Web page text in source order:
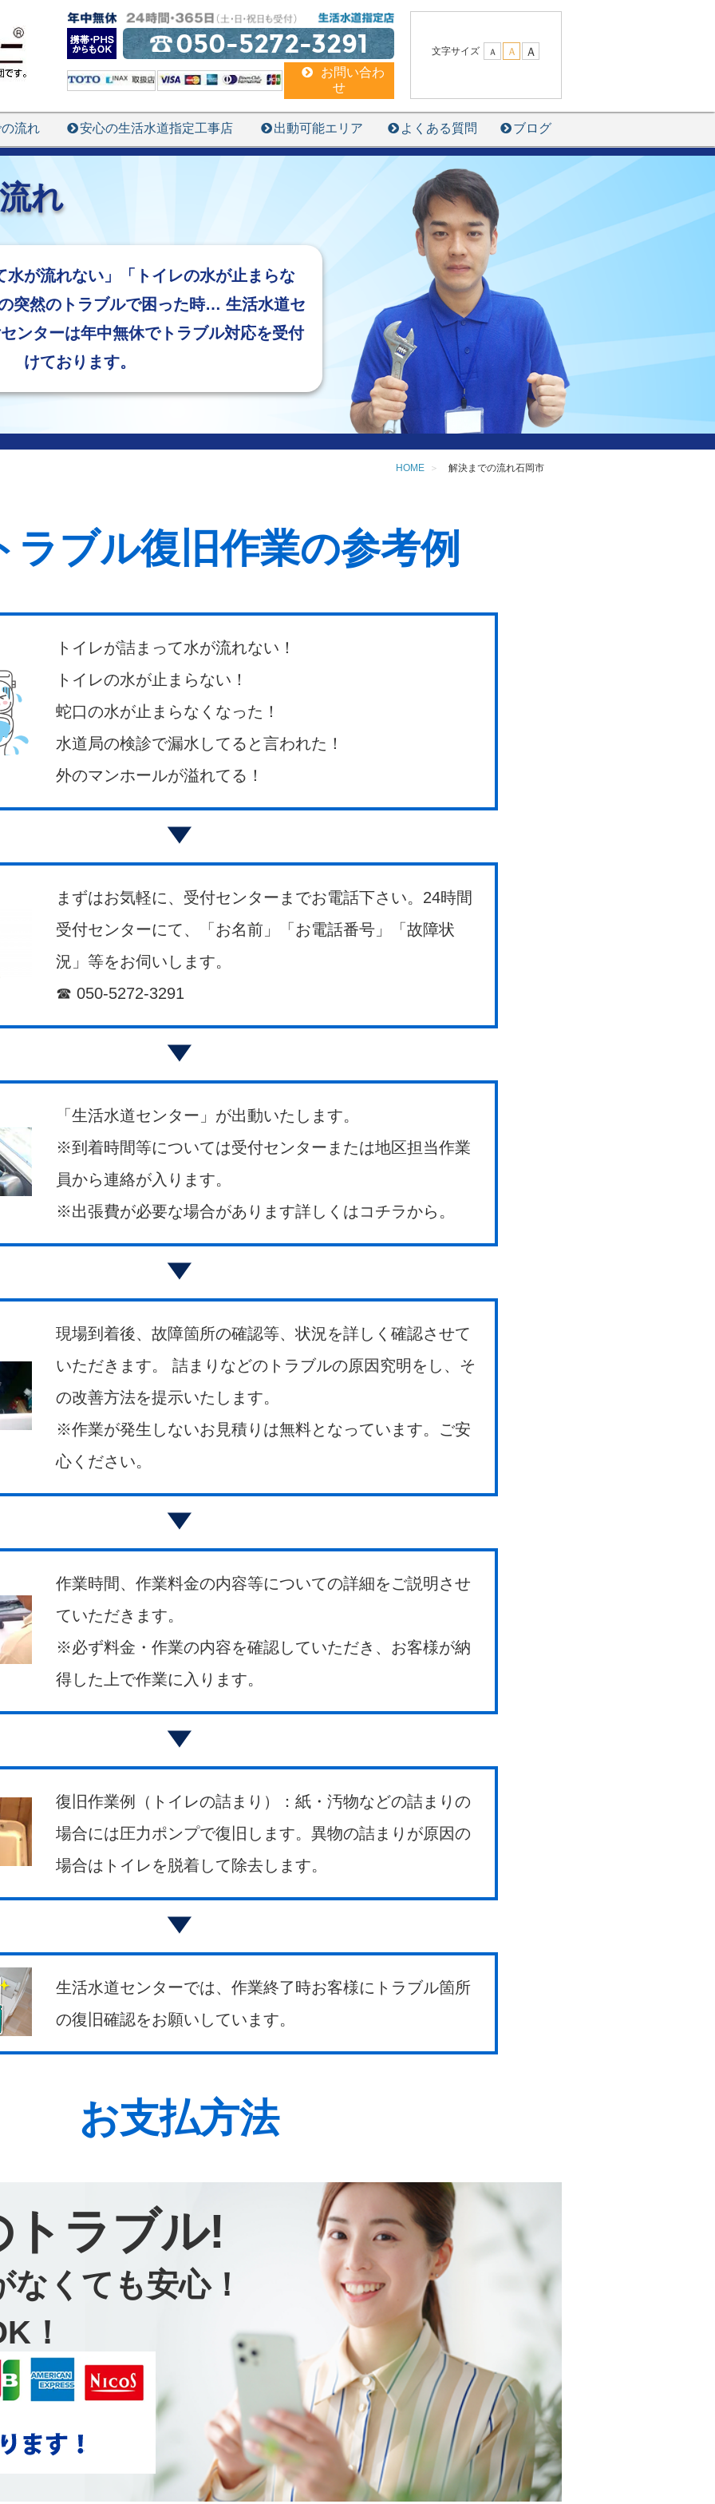
050-5272-3291
お問い合わ
せ
文字サイズ Ａ Ａ Ａ
流れ 安心の生活水道指定工事店 出動可能エリア よくある質問 ブログ
れ
水が流れない」「トイレの水が止まらな
突然のトラブルで困った時… 生活水道セ
ンターは年中無休でトラブル対応を受付
けております。
HOME 解決までの流れ石岡市
ラブル復旧作業の参考例
トイレが詰まって水が流れない！
トイレの水が止まらない！
蛇口の水が止まらなくなった！
水道局の検診で漏水してると言われた！
外のマンホールが溢れてる！
まずはお気軽に、受付センターまでお電話下さい。24時間
受付センターにて、「お名前」「お電話番号」「故障状
況」等をお伺いします。
☎ 050-5272-3291
「生活水道センター」が出動いたします。
※到着時間等については受付センターまたは地区担当作業
員から連絡が入ります。
※出張費が必要な場合があります詳しくはコチラから。
現場到着後、故障箇所の確認等、状況を詳しく確認させて
いただきます。 詰まりなどのトラブルの原因究明をし、そ
の改善方法を提示いたします。
※作業が発生しないお見積りは無料となっています。ご安
心ください。
作業時間、作業料金の内容等についての詳細をご説明させ
ていただきます。
※必ず料金・作業の内容を確認していただき、お客様が納
得した上で作業に入ります。
復旧作業例（トイレの詰まり）：紙・汚物などの詰まりの
場合には圧力ポンプで復旧します。異物の詰まりが原因の
場合はトイレを脱着して除去します。
生活水道センターでは、作業終了時お客様にトラブル箇所
の復旧確認をお願いしています。
お支払方法
ラブル!
くても安心！
！